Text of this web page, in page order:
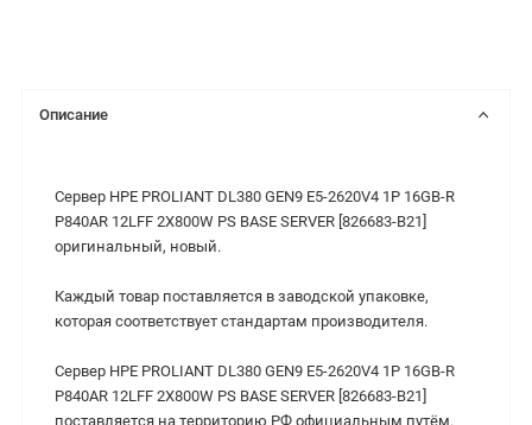
Описание
Сервер HPE PROLIANT DL380 GEN9 E5-2620V4 1P 16GB-R
P840AR 12LFF 2X800W PS BASE SERVER [826683-B21]
оригинальный, новый.
Каждый товар поставляется в заводской упаковке,
которая соответствует стандартам производителя.
Сервер HPE PROLIANT DL380 GEN9 E5-2620V4 1P 16GB-R
P840AR 12LFF 2X800W PS BASE SERVER [826683-B21]
поставляется на территорию РФ официальным путём.